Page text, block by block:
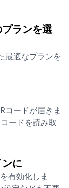
ランを選
最適なプランを
コードが届きま
ードを読み取
に
有効化しま